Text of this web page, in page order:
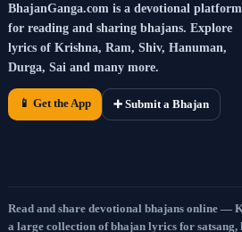
BhajanGanga.com is a devotional platform
for reading and sharing bhajans. Explore
lyrics of Krishna, Ram, Shiv, Hanuman,
Durga, Sai and many more.
📱 Get the App ➕ Submit a Bhajan
Read and share devotional bhajans online —
a large collection of bhajan lyrics for